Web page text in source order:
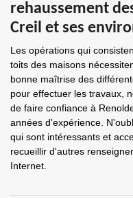
rehaussement
Creil et ses
Les opérations qui
toits des maisons
bonne maîtrise des
pour effectuer les travaux,
de faire confiance à
années d'expérience.
qui sont intéressants et
recueillir d'autres
Internet.